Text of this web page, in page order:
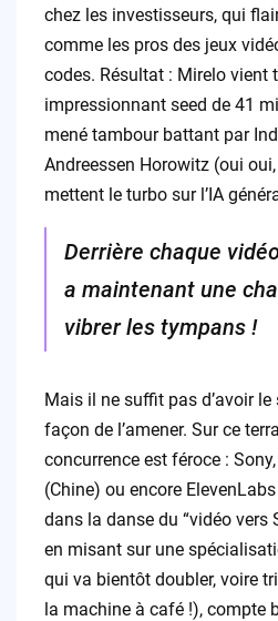
chez les investisseurs, qui
comme les pros des jeux
codes. Résultat : Mirelo vient
impressionnant seed de 41
mené tambour battant par
Andreessen Horowitz (oui
mettent le turbo sur l’IA
Derrière chaque
a maintenant une
vibrer les tympans !
Mais il ne suffit pas d’avoir
façon de l’amener. Sur ce
concurrence est féroce :
(Chine) ou encore
dans la danse du “vidéo vers
en misant sur une
qui va bientôt doubler, voire
la machine à café !), compte